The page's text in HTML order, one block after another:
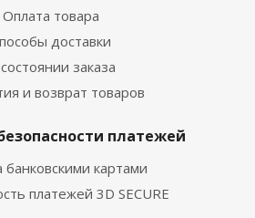
Оплата товара
доставки
заказа
и возврат товаров
платежей
банковскими картами
платежей 3D SECURE